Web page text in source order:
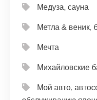
Медуза, сауна
Метла & веник,
Мечта
Михайловские
Мой авто,